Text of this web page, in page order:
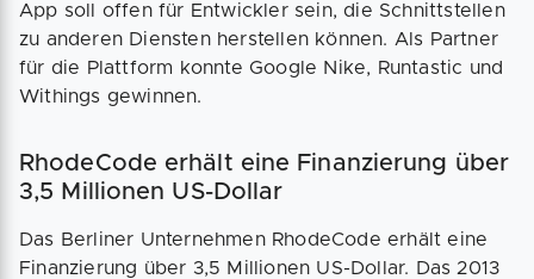
App soll offen für Entwickler sein, die Schnittstellen
zu anderen Diensten herstellen können. Als Partner
für die Plattform konnte Google Nike, Runtastic und
Withings gewinnen.
RhodeCode erhält eine Finanzierung über
3,5 Millionen US-Dollar
Das Berliner Unternehmen RhodeCode erhält eine
Finanzierung über 3,5 Millionen US-Dollar. Das 2013